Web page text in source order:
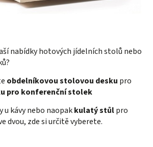
nabídky hotových jídelních stolů nebo
obdelníkovou stolovou desku pro
pro konferenční stolek
kávy nebo naopakkulatý stůlpro
dvou, zde si určitě vyberete.